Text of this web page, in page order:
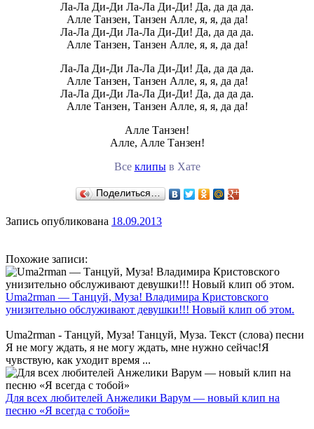
Ла-Ла Ди-Ди Ла-Ла Ди-Ди! Да, да да да.
Алле Танзен, Танзен Алле, я, я, да да!
Ла-Ла Ди-Ди Ла-Ла Ди-Ди! Да, да да да.
Алле Танзен, Танзен Алле, я, я, да да!
Ла-Ла Ди-Ди Ла-Ла Ди-Ди! Да, да да да.
Алле Танзен, Танзен Алле, я, я, да да!
Ла-Ла Ди-Ди Ла-Ла Ди-Ди! Да, да да да.
Алле Танзен, Танзен Алле, я, я, да да!
Алле Танзен!
Алле, Алле Танзен!
Все клипыв Хате
Поделиться…
Запись опубликована 18.09.2013
Похожие записи:
Uma2rman — Танцуй, Муза! Владимира Кристовского
унизительно обслуживают девушки!!! Новый клип об этом.
Uma2rman - Танцуй, Муза! Танцуй, Муза. Текст (слова) песни
Я не могу ждать, я не могу ждать, мне нужно сейчас!Я
чувствую, как уходит время ...
Для всех любителей Анжелики Варум — новый клип на
песню «Я всегда с тобой»